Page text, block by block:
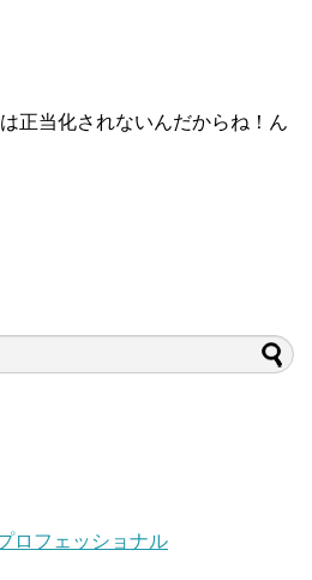
正当化されないんだからね！ん
ロフェッショナル